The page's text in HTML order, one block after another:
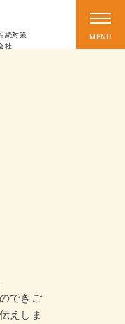
続対策
社
できご
えしま